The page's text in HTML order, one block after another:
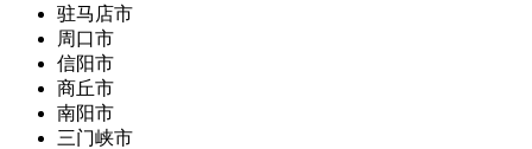
驻马店市
周口市
信阳市
商丘市
南阳市
三门峡市